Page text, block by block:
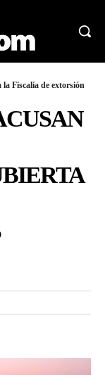
la Fiscalía de extorsión